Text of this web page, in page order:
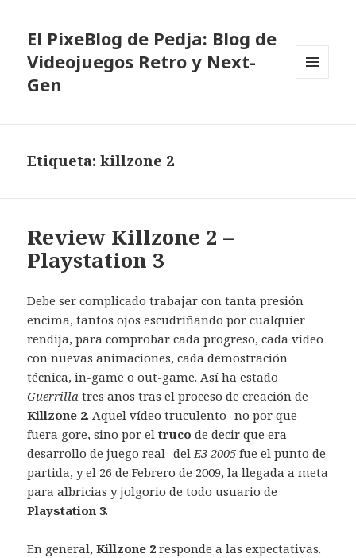
El PixeBlog de Pedja: Blog de
Videojuegos Retro y Next-
Gen
Etiqueta:killzone 2
Review Killzone 2 –
Playstation 3
Debe ser complicado trabajar con tanta presión
encima, tantos ojos escudriñando por cualquier
rendija, para comprobar cada progreso, cada vídeo
con nuevas animaciones, cada demostración
técnica, in-game o out-game. Así ha estado
Guerrilla tres años tras el proceso de creación de
Killzone 2. Aquel vídeo truculento -no por que
fuera gore, sino por eltruco de decir que era
desarrollo de juego real- delE3 2005 fue el punto de
partida, y el 26 de Febrero de 2009, la llegada a meta
para albricias y jolgorio de todo usuario de
Playstation 3.
En general,Killzone 2 responde a las expectativas.